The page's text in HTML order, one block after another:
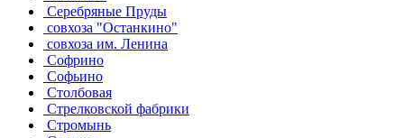
Серебряные Пруды
совхоза "Останкино"
совхоза им. Ленина
Софрино
Софьино
Столбовая
Стрелковской фабрики
Стромынь